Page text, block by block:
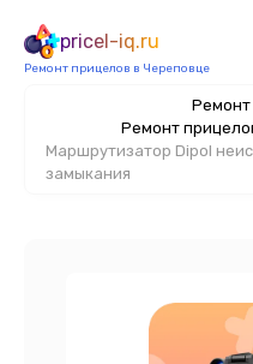
pricel-iq.ru
Ремонт прицелов в Череповце
Ремонт
Ремонт
Маршрутизатор Dipol
замыкания